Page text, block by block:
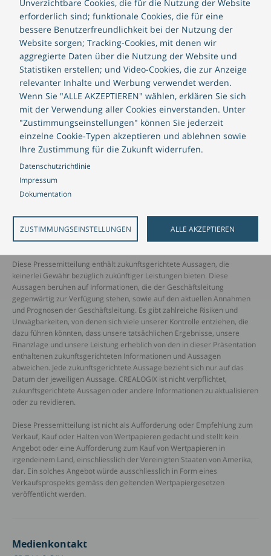
Unverzichtbare Cookies, die für die Nutzung der Website
erforderlich sind; funktionale Cookies, die für eine
bessere Benutzerfreundlichkeit bei der Nutzung der
Website sorgen; Tracking-Cookies, mit denen wir
aggregierte Daten über die Nutzung der Website und
Statistiken erstellen; und Video-Cookies, die zur Anzeige
relevanter Inhalte und Werbung verwendet werden.
Wenn Sie "ALLE AKZEPTIEREN" wählen, erklären Sie sich
mit der Verwendung aller Cookies einverstanden. Unter
"Zustimmungseinstellungen" können Sie jederzeit
einzelne Cookie-Typen akzeptieren und ablehnen sowie
Ihre Zustimmung für die Zukunft widerrufen.
Datenschutzrichtlinie
Impressum
Dokumentation
ZUSTIMMUNGSEINSTELLUNGEN ALLE AKZEPTIEREN
kostenlos heruntergeladen werden und enthält einen
detaillierten Blick darauf, wie Banken ihre Pläne zur
Integration von Krypto-Dienstleistungen in die Tat
umsetzen und Fintech-Herausforderer überholen
können.
Die Hauptstudie "Crypto and financial institutions"
(nur auf Englisch verfügbar) isthierzugänglich.
Außerdem stehen Reports, die denSchweizerund
dendeutschenMarkt fokussieren, in deutscher
Sprache zur Verfügung.
Diese Pressemitteilung enthält zukunftsgerichtete Aussagen, die
keinerlei Gewähr bezüglich zukünftiger Leistungen bieten. Diese
Aussagen beruhen auf Informationen, die der Geschäftsleitung
gegenwärtig zur Verfügung stehen, sowie auf den aktuellen Annahmen
und Prognosen der Geschäftsleitung. Es gibt zahlreiche Risiken und
Unwägbarkeiten, von denen sich viele unserer Kontrolle entziehen, die
dazu führen könnten, dass unsere tatsächlichen Ergebnisse, unsere
Finanzlage und unsere Leistung erheblich von den in dieser Präsentation
enthaltenen zukunftsgerichteten Informationen und Aussagen
abweichen. Jede zukunftsgerichtete Aussage bezieht sich nur auf das
Datum der jeweiligen Aussage. CREALOGIX ist nicht verpflichtet,
zukunftsgerichtete Aussagen oder andere Informationen zu aktualisieren
oder zu revidieren.
Diese Pressemitteilung ist nicht als Aufforderung oder Empfehlung zum
Verkauf, Kauf oder Halten von Wertpapieren gedacht und stellt kein
Angebot oder eine Aufforderung zum Kauf von Wertpapieren in
irgendeinem Land, einschliesslich der Vereinigten Staaten von Amerika,
dar. Ein solches Angebot würde ausschliesslich in Form eines
Verkaufsprospekts gemäss den geltenden Wertpapiergesetzen
veröffentlicht werden.
Medienkontakt